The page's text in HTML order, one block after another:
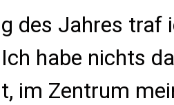
des Jahres traf
Ich habe nichts
im Zentrum